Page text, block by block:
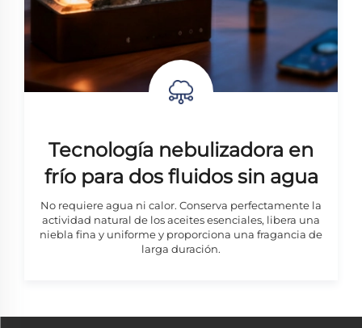
Tecnología nebulizadora en
frío para dos fluidos sin agua
No requiere agua ni calor. Conserva perfectamente la
actividad natural de los aceites esenciales, libera una
niebla fina y uniforme y proporciona una fragancia de
larga duración.